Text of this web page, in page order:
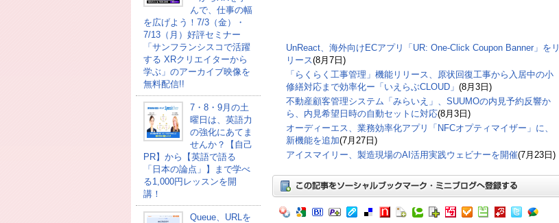
んで、仕事の幅
を広げよう！7/3（金）・
7/13（月）好評セミナー
「サンフランシスコで活躍
する XRクリエイターから
学ぶ」のアーカイブ映像を
無料配信!!
7・8・9月の土
曜日は、英語力
の強化にあてま
せんか？【自己
PR】から【英語で語る
「日本の論点」】まで学べ
る1,000円レッスンを開
講！
Queue、URLを
UnReact、海外向けECアプリ「UR: One-Click Coupon Banner」をリ
リース(8月7日)
「らくらく工事管理」機能リリース、原状回復工事から入居中の小
修繕対応まで効率化ー「いえらぶCLOUD」 (8月3日)
不動産顧客管理システム「みらいえ」、SUUMOの内見予約反響か
ら、内見希望日時の自動セットに対応(8月3日)
オーディーエス、業務効率化アプリ「NFCオプティマイザー」に、
新機能を追加(7月27日)
アイスマイリー、製造現場のAI活用実践ウェビナーを開催(7月23日)